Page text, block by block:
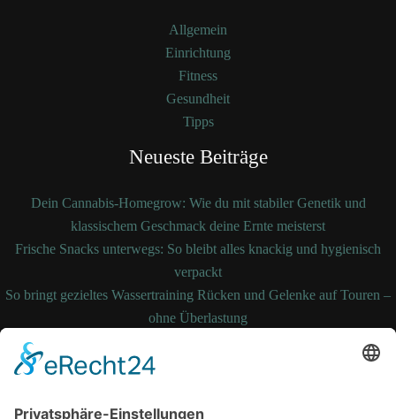
Allgemein
Einrichtung
Fitness
Gesundheit
Tipps
Neueste Beiträge
Dein Cannabis-Homegrow: Wie du mit stabiler Genetik und
klassischem Geschmack deine Ernte meisterst
Frische Snacks unterwegs: So bleibt alles knackig und hygienisch
verpackt
So bringt gezieltes Wassertraining Rücken und Gelenke auf Touren –
ohne Überlastung
So bleibt Ihre Bettdecke auch nach Jahren noch formstabil und
temperaturausgleichend
und durchsetzen